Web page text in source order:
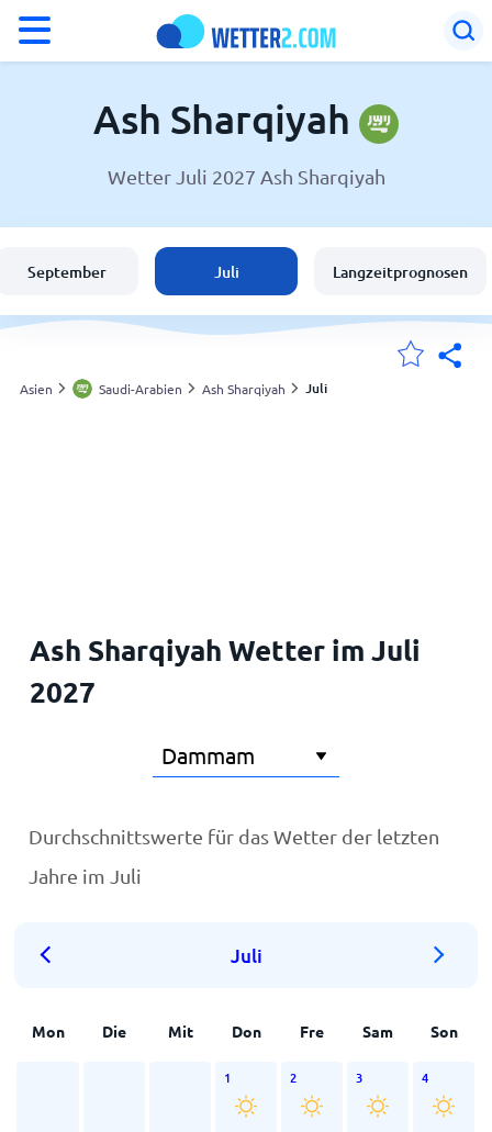
Wetter in Ash Sharqiyah
Schweiz
Deutschland
Ash Sharqiyah
Wetter Juli 2027 Ash Sharqiyah
September Juli Langzeitprognosen
Asien Saudi-Arabien Ash Sharqiyah Juli
Ash Sharqiyah Wetter im Juli
2027
Durchschnittswerte für das Wetter der letzten
Jahre im Juli
Juli
Mon Die Mit Don Fre Sam Son
1 2 3 4